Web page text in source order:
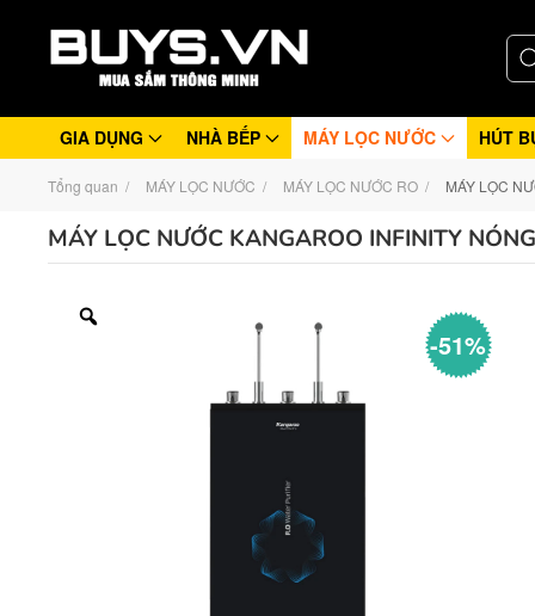
GIA DỤNG NHÀ BẾP MÁY LỌC NƯỚC HÚT
Tổng quan MÁY LỌC NƯỚC MÁY LỌC NƯỚC RO MÁY LỌC
MÁY LỌC NƯỚC KANGAROO INFINITY
-51%